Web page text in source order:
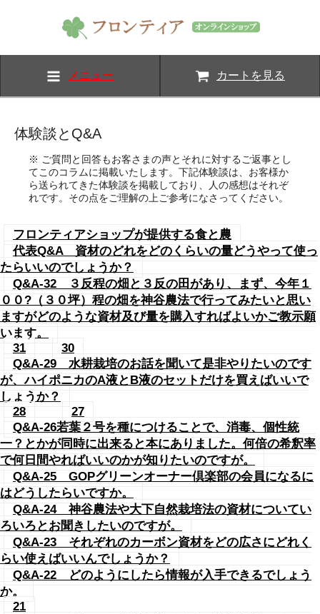
メニュー カートを見る
体験談とQ&A
※ ご質問と回答もお客さまの声とそれに対するご返事とし
てこのコラムに掲載いたします。下記体験談は、お客様か
ら送られてきた体験談を掲載しており、人の感想はそれぞ
れです。その点をご理解の上ご参考になさってください。
フロンティアショップが提供する食と農
代表Q&A 資材のどれをどのくらいの量どうやって使っ
たらいいのでしょうか？
Q&A-32 ３反程の畑と３反の田があり、まず、今年１
００?（３０坪）程の畑を神谷農法で行ってみたいと思い
ますがどのような資材及び量を購入すればよいかご教示願
います。
31
30
Q&A-29 水耕栽培のお話を聞いて是非やりたいのです
が、ハイポニカのA液とB液のセットだけを買えばいいで
しょうか？
28
27
Q&A-26若葉２号を種につけることで、消毒、個性統
一？とかが同時に出来ると本にありました。何倍の希釈率
で何日間やればいいのかが知りたいのですが。
Q&A-25 GOPグリーンオーナー倶楽部の会員になるに
はどうしたらいですか。
Q&A-24 神谷農法や大下自然栽培法の資材についてい
ろいろとお聞きしたいのですが。
Q&A-23 それぞれのカーボン資材をどの広さにどれく
らい使えばいいんでしょうか？
Q&A-22 どのようにしたら情報が入手できるでしょう
か。
21